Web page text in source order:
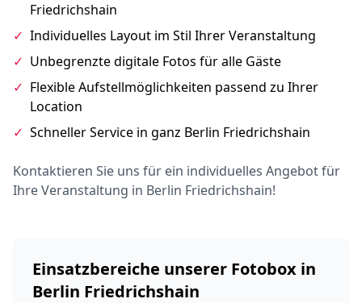
Friedrichshain
✓ Individuelles Layout im Stil Ihrer Veranstaltung
✓ Unbegrenzte digitale Fotos für alle Gäste
✓ Flexible Aufstellmöglichkeiten passend zu Ihrer
Location
✓ Schneller Service in ganz Berlin Friedrichshain
Kontaktieren Sie uns für ein individuelles Angebot für
Ihre Veranstaltung in Berlin Friedrichshain!
Einsatzbereiche unserer Fotobox in
Berlin Friedrichshain